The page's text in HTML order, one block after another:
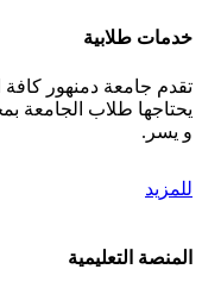
خدمات طلابية
تقدم جامعة دمنهور كافة
يحتاجها طلاب الجامعة
و يسر.
للمزيد
المنصة التعليمية